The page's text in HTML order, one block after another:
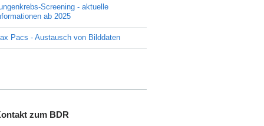
Screening - aktuelle
ab 2025
Pacs - Austausch von Bilddaten
zum BDR